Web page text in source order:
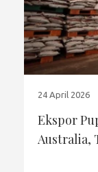
24 April 2026
Ekspor
Australia,